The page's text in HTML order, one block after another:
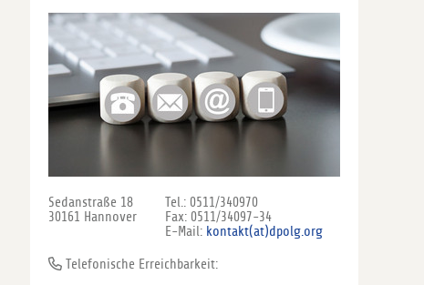
Sedanstraße 18
30161 Hannover
Tel.: 0511/340970
Fax: 0511/34097-34
E-Mail: kontakt(at)dpolg.org
Telefonische Erreichbarkeit: